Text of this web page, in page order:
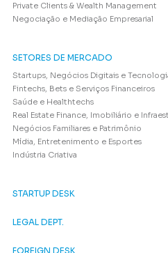
Private Clients & Wealth Management
Negociação e Mediação Empresarial
SETORES DE MERCADO
Startups, Negócios Digitais e
Fintechs, Bets e Serviços Financeiros
Saúde e Healthtechs
Real Estate Finance, Imobiliário e
Negócios Familiares e Patrimônio
Mídia, Entretenimento e Esportes
Indústria Criativa
STARTUP DESK
LEGAL DEPT.
FOREIGN DESK